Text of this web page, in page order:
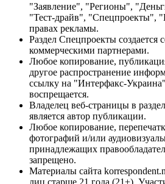
"Заявление", "Регионы",
"Тест-драйв", "Спецпроекты",
правах рекламы.
Раздел Спецпроекты создается
коммерческими партнерами.
Любое копирование,
другое распространение
ссылку на "Интерфакс-
воспрещается.
Владелец веб-страницы в
является автор публикации.
Любое копирование,
фотографий и/или
принадлежащих
запрещено.
Материалы сайта
лиц старше 21 года (21+).